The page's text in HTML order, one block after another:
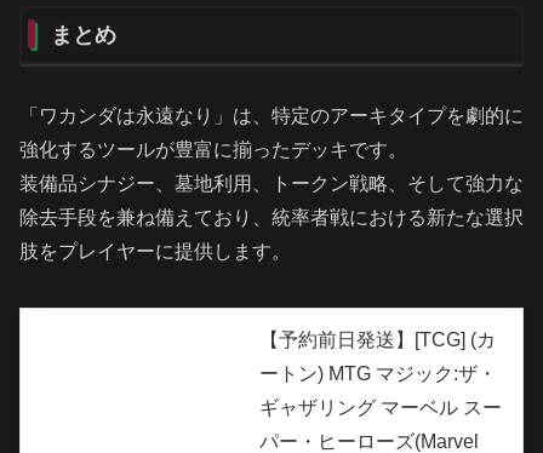
まとめ
「ワカンダは永遠なり」は、特定のアーキタイプを劇的に
強化するツールが豊富に揃ったデッキです。
装備品シナジー、墓地利用、トークン戦略、そして強力な
除去手段を兼ね備えており、統率者戦における新たな選択
肢をプレイヤーに提供します。
【予約前日発送】[TCG] (カ
ートン) MTG マジック:ザ・
ギャザリング マーベル スー
パー・ヒーローズ(Marvel